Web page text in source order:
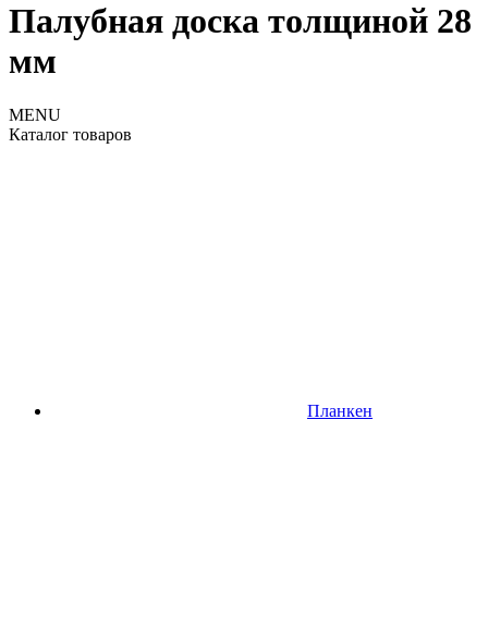
Палубная доска толщиной 28
мм
MENU
Каталог товаров
Планкен